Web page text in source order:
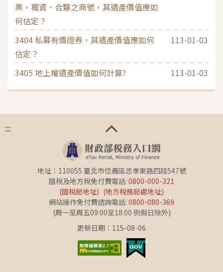
票，獨資、合夥之商號，其遺產價值應如
何估定？
3404 私募有價證券，其遺產價值應如何
估定？
113-01-03
3405 地上權遺產價值如何計算? 113-01-03
:::
地址：110055 臺北市信義區忠孝東路四段547號
國稅及地方稅免付費電話: 0800-000-321
(國稅局地址) (地方稅務局處地址)
網站操作免付費諮詢電話: 0800-080-369
(周一至周五09:00至18:00 例假日除外)
更新日期：115-08-06